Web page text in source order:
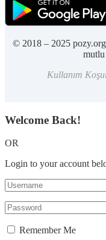
© 2018 – 2025
Kullanım
Welcome Back!
OR
Login to your account
Remember Me